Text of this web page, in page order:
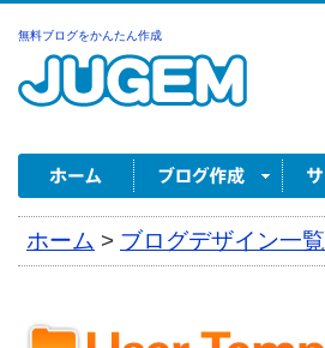
無料ブログをかんたん作成
ホーム > ブログデザイン一覧